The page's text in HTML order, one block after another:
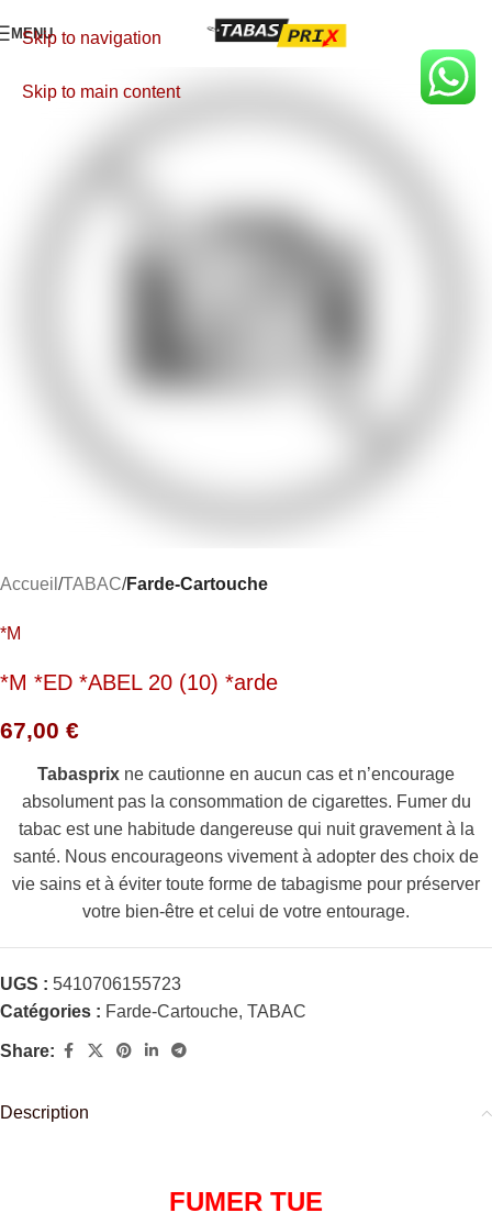
Skip to navigation
Skip to main content
MENU
Accueil TABAC Farde-Cartouche
*M
*M *ED *ABEL 20 (10) *arde
67,00 €
Tabasprix ne cautionne en aucun cas et n’encourage
absolument pas la consommation de cigarettes. Fumer du
tabac est une habitude dangereuse qui nuit gravement à la
santé. Nous encourageons vivement à adopter des choix de
vie sains et à éviter toute forme de tabagisme pour préserver
votre bien-être et celui de votre entourage.
UGS : 5410706155723
Catégories : Farde-Cartouche, TABAC
Share:
Description
FUMER TUE